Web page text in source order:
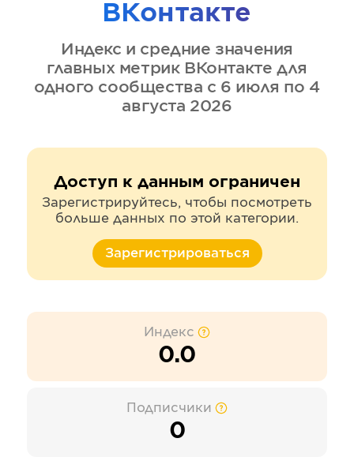
ВКонтакте
Индекс и средние значения
главных метрик ВКонтакте для
одного сообщества с 6 июля по 4
августа 2026
Доступ к данным ограничен
Зарегистрируйтесь, чтобы посмотреть
больше данных по этой категории.
Зарегистрироваться
Индекс
0.0
Подписчики
0